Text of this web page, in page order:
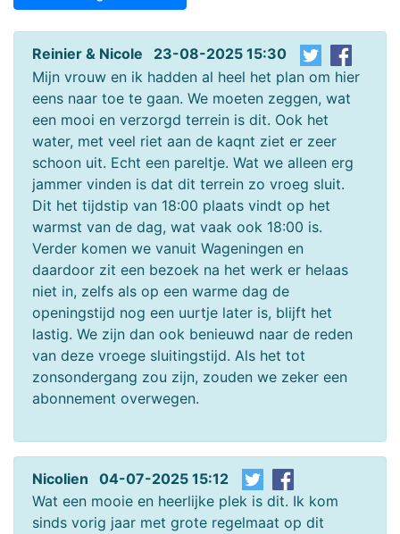
Reinier & Nicole 23-08-2025 15:30
Mijn vrouw en ik hadden al heel het plan om hier
eens naar toe te gaan. We moeten zeggen, wat
een mooi en verzorgd terrein is dit. Ook het
water, met veel riet aan de kaqnt ziet er zeer
schoon uit. Echt een pareltje. Wat we alleen erg
jammer vinden is dat dit terrein zo vroeg sluit.
Dit het tijdstip van 18:00 plaats vindt op het
warmst van de dag, wat vaak ook 18:00 is.
Verder komen we vanuit Wageningen en
daardoor zit een bezoek na het werk er helaas
niet in, zelfs als op een warme dag de
openingstijd nog een uurtje later is, blijft het
lastig. We zijn dan ook benieuwd naar de reden
van deze vroege sluitingstijd. Als het tot
zonsondergang zou zijn, zouden we zeker een
abonnement overwegen.
Nicolien 04-07-2025 15:12
Wat een mooie en heerlijke plek is dit. Ik kom
sinds vorig jaar met grote regelmaat op dit